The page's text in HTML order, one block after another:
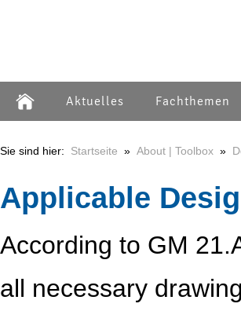
Aktuelles Fachthemen
Sie sind hier: Startseite » About | Toolbox »
Applicable
According to GM
all necessary